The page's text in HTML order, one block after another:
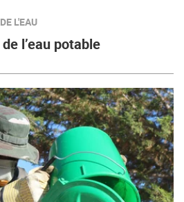
L'EAU
l’eau potable